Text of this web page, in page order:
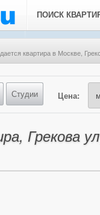
ПОИСК
квартира в Москве,
Студии Цена:
Грекова